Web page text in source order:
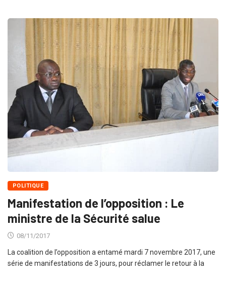
POLITIQUE
Manifestation de l’opposition : Le
ministre de la Sécurité salue
08/11/2017
La coalition de l’opposition a entamé mardi 7 novembre 2017, une
série de manifestations de 3 jours, pour réclamer le retour à la